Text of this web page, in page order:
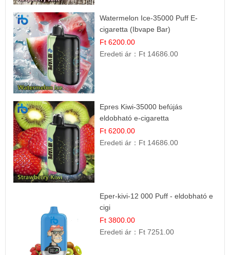
Watermelon Ice-35000 Puff E-
cigaretta (Ibvape Bar)
Ft 6200.00
Eredeti ár： Ft 14686.00
Epres Kiwi-35000 befújás
eldobható e-cigaretta
Ft 6200.00
Eredeti ár： Ft 14686.00
Eper-kivi-12 000 Puff - eldobható e
cigi
Ft 3800.00
Eredeti ár： Ft 7251.00